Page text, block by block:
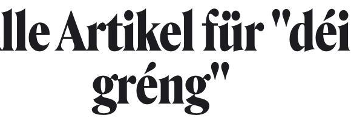
Artikel für "déi
gréng"